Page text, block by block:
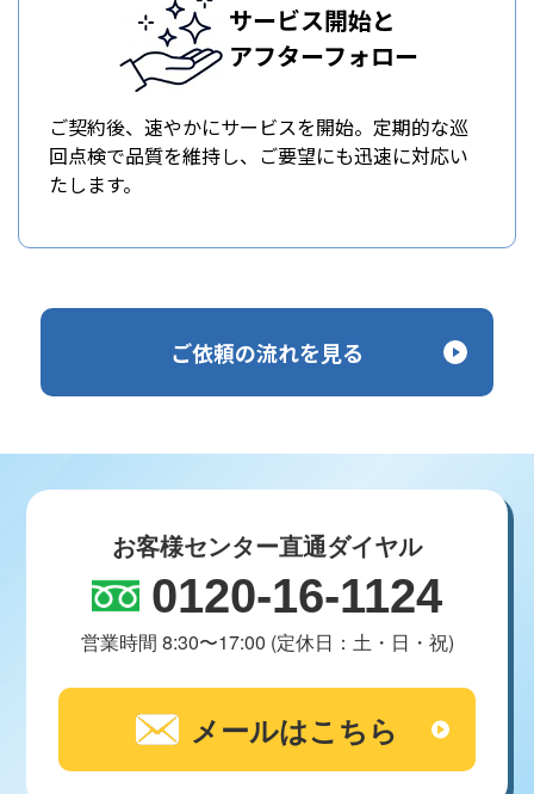
サービス開始と
アフターフォロー
ご契約後、速やかにサービスを開始。定期的な巡
回点検で品質を維持し、ご要望にも迅速に対応い
たします。
ご依頼の流れを見る
お客様センター直通ダイヤル
0120-16-1124
営業時間 8:30〜17:00 (定休日：土・日・祝)
メールはこちら